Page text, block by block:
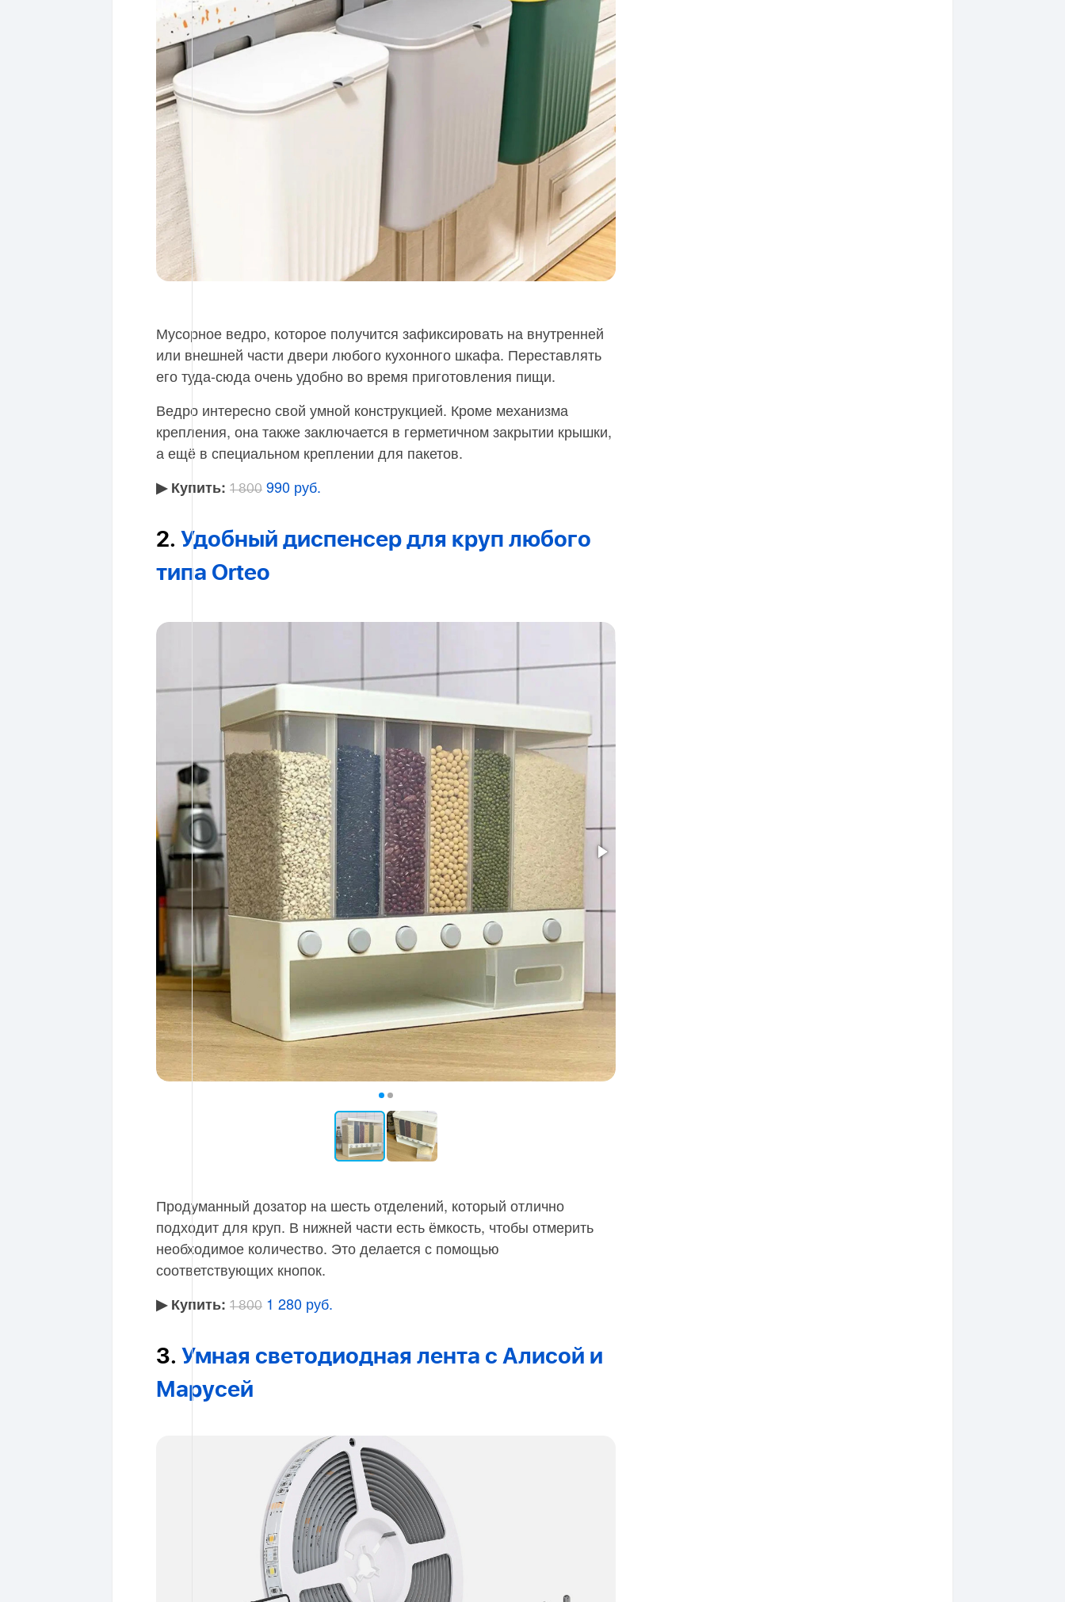
Мусорное ведро, которое получится зафиксировать на внутренней
или внешней части двери любого кухонного шкафа. Переставлять
его туда-сюда очень удобно во время приготовления пищи.
Ведро интересно свой умной конструкцией. Кроме механизма
крепления, она также заключается в герметичном закрытии крышки,
а ещё в специальном креплении для пакетов.
▶︎ Купить: 1 800 990 руб.
2. Удобный диспенсер для круп любого
типа Orteo
Продуманный дозатор на шесть отделений, который отлично
подходит для круп. В нижней части есть ёмкость, чтобы отмерить
необходимое количество. Это делается с помощью
соответствующих кнопок.
▶︎ Купить: 1 800 1 280 руб.
3. Умная светодиодная лента с Алисой и
Марусей